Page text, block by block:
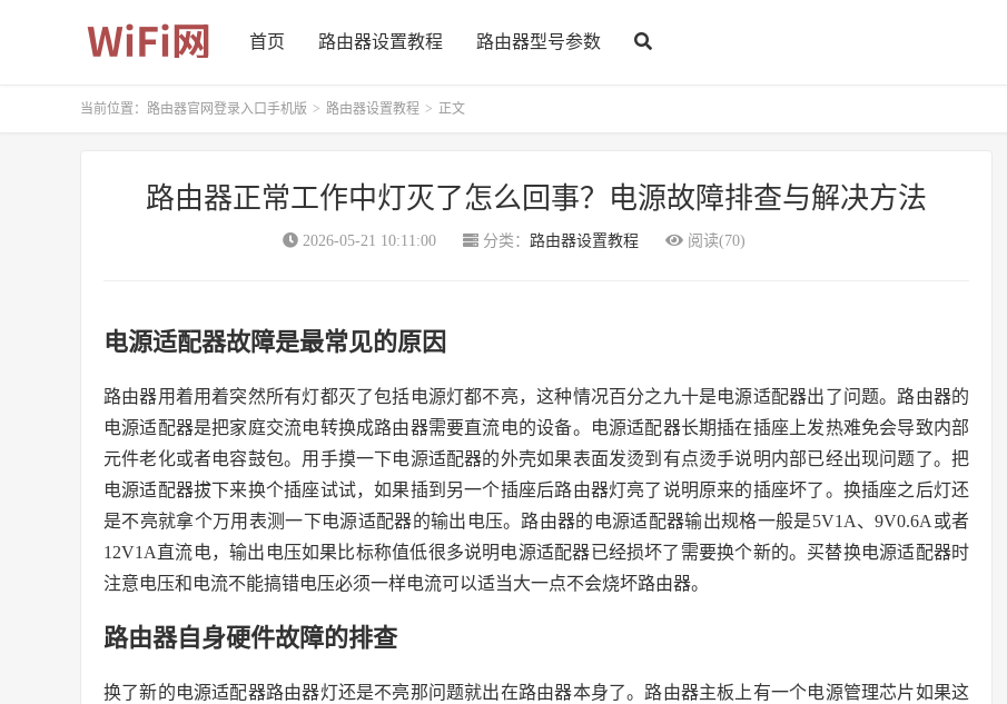
首页 路由器设置教程 路由器型号参数
当前位置： 路由器官网登录入口手机版 > 路由器设置教程 > 正文
路由器正常工作中灯灭了怎么回事？电源故障排查与解决方法
2026-05-21 10:11:00 分类： 路由器设置教程 阅读(70)
电源适配器故障是最常见的原因
路由器用着用着突然所有灯都灭了包括电源灯都不亮，这种情况百分之九十是电源适配器出了问题。路由器的
电源适配器是把家庭交流电转换成路由器需要直流电的设备。电源适配器长期插在插座上发热难免会导致内部
元件老化或者电容鼓包。用手摸一下电源适配器的外壳如果表面发烫到有点烫手说明内部已经出现问题了。把
电源适配器拔下来换个插座试试，如果插到另一个插座后路由器灯亮了说明原来的插座坏了。换插座之后灯还
是不亮就拿个万用表测一下电源适配器的输出电压。路由器的电源适配器输出规格一般是5V1A、9V0.6A或者
12V1A直流电，输出电压如果比标称值低很多说明电源适配器已经损坏了需要换个新的。买替换电源适配器时
注意电压和电流不能搞错电压必须一样电流可以适当大一点不会烧坏路由器。
路由器自身硬件故障的排查
换了新的电源适配器路由器灯还是不亮那问题就出在路由器本身了。路由器主板上有一个电源管理芯片如果这